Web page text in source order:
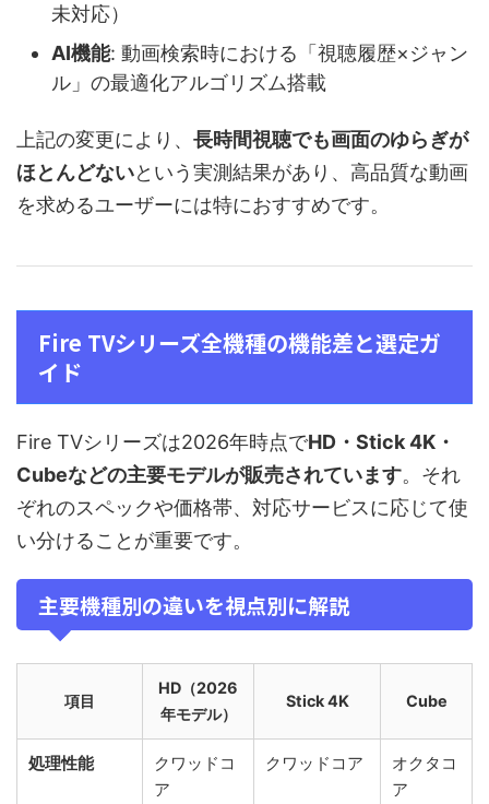
未対応）
AI機能: 動画検索時における「視聴履歴×ジャン
ル」の最適化アルゴリズム搭載
上記の変更により、 長時間視聴でも画面のゆらぎが
ほとんどないという実測結果があり、高品質な動画
を求めるユーザーには特におすすめです。
Fire TVシリーズ全機種の機能差と選定ガ
イド
Fire TVシリーズは2026年時点でHD・Stick 4K・
Cubeなどの主要モデルが販売されています。それ
ぞれのスペックや価格帯、対応サービスに応じて使
い分けることが重要です。
主要機種別の違いを視点別に解説
項目
HD（2026
年モデル）
Stick 4K Cube
処理性能
クワッドコ
ア
クワッドコア
オクタコ
ア